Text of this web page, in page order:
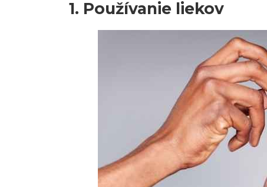
1. Používanie liekov